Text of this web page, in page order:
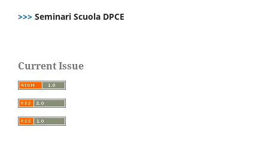
>>> Seminari Scuola DPCE
Current Issue